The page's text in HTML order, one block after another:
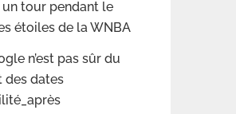
tour pendant le
étoiles de la WNBA
n’est pas sûr du
des dates